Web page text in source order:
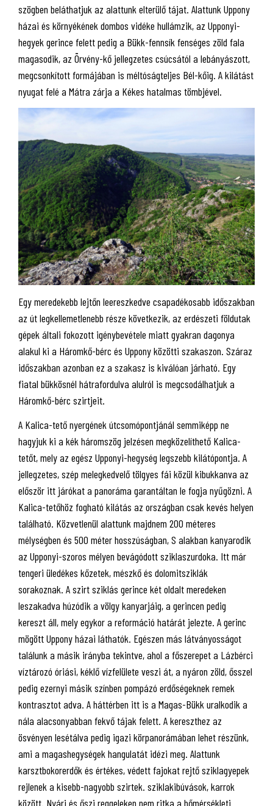
szögben beláthatjuk az alattunk elterülő tájat. Alattunk Uppony
házai és környékének dombos vidéke hullámzik, az Upponyi-
hegyek gerince felett pedig a Bükk-fennsík fenséges zöld fala
magasodik, az Örvény-kő jellegzetes csúcsától a lebányászott,
megcsonkított formájában is méltóságteljes Bél-kőig. A kilátást
nyugat felé a Mátra zárja a Kékes hatalmas tömbjével.
Egy meredekebb lejtőn leereszkedve csapadékosabb időszakban
az út legkellemetlenebb része következik, az erdészeti földutak
gépek általi fokozott igénybevétele miatt gyakran dagonya
alakul ki a Háromkő-bérc és Uppony közötti szakaszon. Száraz
időszakban azonban ez a szakasz is kiválóan járható. Egy
fiatal bükkösnél hátrafordulva alulról is megcsodálhatjuk a
Háromkő-bérc szirtjeit.
A Kalica-tető nyergének útcsomópontjánál semmiképp ne
hagyjuk ki a kék háromszög jelzésen megközelíthető Kalica-
tetőt, mely az egész Upponyi-hegység legszebb kilátópontja. A
jellegzetes, szép melegkedvelő tölgyes fái közül kibukkanva az
először itt járókat a panoráma garantáltan le fogja nyűgözni. A
Kalica-tetőhöz fogható kilátás az országban csak kevés helyen
található. Közvetlenül alattunk majdnem 200 méteres
mélységben és 500 méter hosszúságban, S alakban kanyarodik
az Upponyi-szoros mélyen bevágódott sziklaszurdoka. Itt már
tengeri üledékes kőzetek, mészkő és dolomitsziklák
sorakoznak. A szirt sziklás gerince két oldalt meredeken
leszakadva húzódik a völgy kanyarjáig, a gerincen pedig
kereszt áll, mely egykor a reformáció határát jelezte. A gerinc
mögött Uppony házai láthatók. Egészen más látványosságot
találunk a másik irányba tekintve, ahol a főszerepet a Lázbérci
víztározó óriási, kéklő vízfelülete veszi át, a nyáron zöld, ősszel
pedig ezernyi másik színben pompázó erdőségeknek remek
kontrasztot adva. A háttérben itt is a Magas-Bükk uralkodik a
nála alacsonyabban fekvő tájak felett. A kereszthez az
ösvényen lesétálva pedig igazi körpanorámában lehet részünk,
ami a magashegységek hangulatát idézi meg. Alattunk
karsztbokorerdők és értékes, védett fajokat rejtő sziklagyepek
rejlenek a kisebb-nagyobb szirtek. sziklakibúvások, karrok
között. Nyári és őszi reggeleken nem ritka a hőmérsékleti